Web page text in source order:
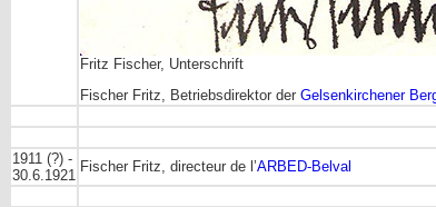
Fritz Fischer, Unterschrift
Fischer Fritz, Betriebsdirektor der Gelsenkirchener
1911 (?) -
30.6.1921
Fischer Fritz, directeur de l’ARBED-Belval